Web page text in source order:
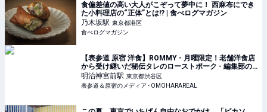
食偏差値の高い大人がこぞって夢中に！ 西麻布にでき
た小料理店の“正体”とは!? | 食べログマガジン
乃木坂駅 東京都港区
食べログマガジン
【表参道 原宿 洋食】ROMMY - 月曜限定！老舗洋食店
から受け継いだ秘伝タレのローストポーク - 編集部の
リアルランチを紹介！オモハランチタイムスVol.142｜
表参道＆原宿のメディア - OMOHARAREAL
明治神宮前駅 東京都渋谷区
表参道＆原宿のメディア - OMOHARAREAL